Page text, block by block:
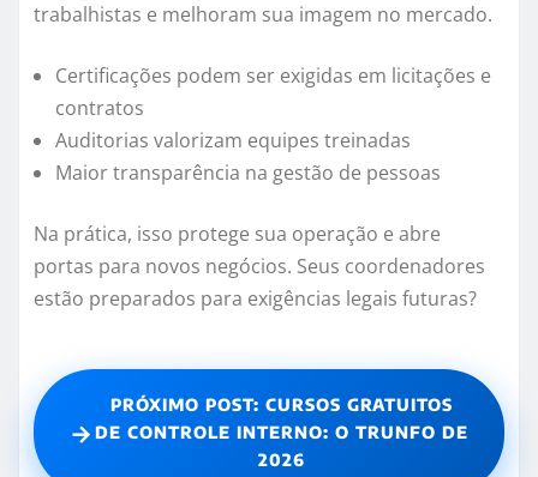
trabalhistas e melhoram sua imagem no mercado.
Certificações podem ser exigidas em licitações e
contratos
Auditorias valorizam equipes treinadas
Maior transparência na gestão de pessoas
Na prática, isso protege sua operação e abre
portas para novos negócios. Seus coordenadores
estão preparados para exigências legais futuras?
→
PRÓXIMO POST: CURSOS GRATUITOS
DE CONTROLE INTERNO: O TRUNFO DE
2026